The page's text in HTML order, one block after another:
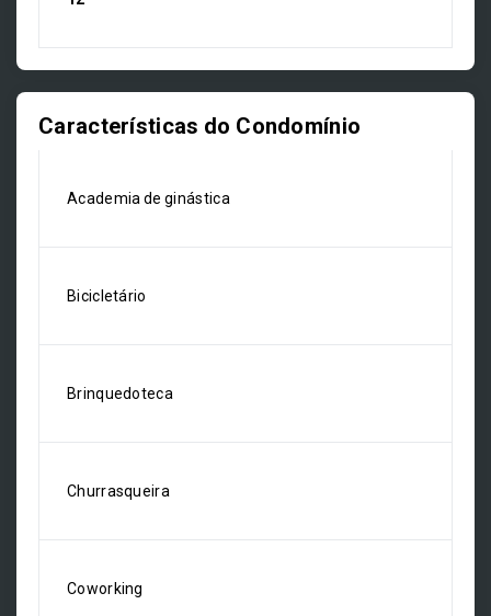
Características do Condomínio
Academia de ginástica
Bicicletário
Brinquedoteca
Churrasqueira
Coworking